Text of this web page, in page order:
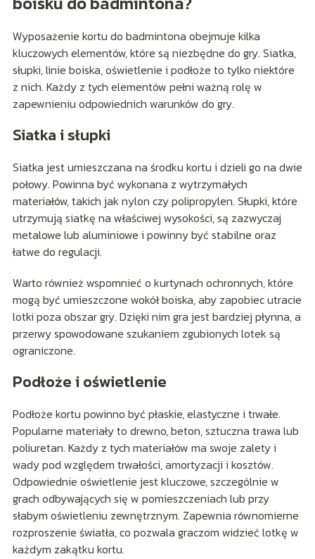
Wyposażenie kortu do badmintona obejmuje kilka
kluczowych elementów, które są niezbędne do gry. Siatka,
słupki, linie boiska, oświetlenie i podłoże to tylko niektóre
z nich. Każdy z tych elementów pełni ważną rolę w
zapewnieniu odpowiednich warunków do gry.
Siatka i słupki
Siatka jest umieszczana na środku kortu i dzieli go na dwie
połowy. Powinna być wykonana z wytrzymałych
materiałów, takich jak nylon czy polipropylen. Słupki, które
utrzymują siatkę na właściwej wysokości, są zazwyczaj
metalowe lub aluminiowe i powinny być stabilne oraz
łatwe do regulacji.
Warto również wspomnieć o kurtynach ochronnych, które
mogą być umieszczone wokół boiska, aby zapobiec utracie
lotki poza obszar gry. Dzięki nim gra jest bardziej płynna, a
przerwy spowodowane szukaniem zgubionych lotek są
ograniczone.
Podłoże i oświetlenie
Podłoże kortu powinno być płaskie, elastyczne i trwałe.
Popularne materiały to drewno, beton, sztuczna trawa lub
poliuretan. Każdy z tych materiałów ma swoje zalety i
wady pod względem trwałości, amortyzacji i kosztów.
Odpowiednie oświetlenie jest kluczowe, szczególnie w
grach odbywających się w pomieszczeniach lub przy
słabym oświetleniu zewnętrznym. Zapewnia równomierne
rozproszenie światła, co pozwala graczom widzieć lotkę w
każdym zakątku kortu.